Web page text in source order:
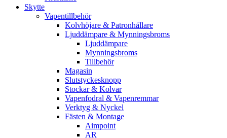
Skytte
Vapentillbehör
Kolvhöjare & Patronhållare
Ljuddämpare & Mynningsbroms
Ljuddämpare
Mynningsbroms
Tillbehör
Magasin
Slutstyckesknopp
Stockar & Kolvar
Vapenfodral & Vapenremmar
Verktyg & Nyckel
Fästen & Montage
Aimpoint
AR